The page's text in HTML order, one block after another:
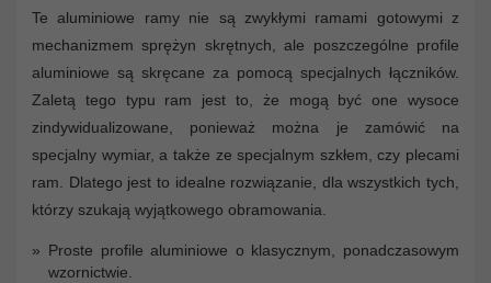
Te aluminiowe ramy nie są zwykłymi ramami gotowymi z
mechanizmem sprężyn skrętnych, ale poszczególne profile
aluminiowe są skręcane za pomocą specjalnych łączników.
Zaletą tego typu ram jest to, że mogą być one wysoce
zindywidualizowane, ponieważ można je zamówić na
specjalny wymiar, a także ze specjalnym szkłem, czy plecami
ram. Dlatego jest to idealne rozwiązanie, dla wszystkich tych,
którzy szukają wyjątkowego obramowania.
Proste profile aluminiowe o klasycznym, ponadczasowym
wzornictwie.